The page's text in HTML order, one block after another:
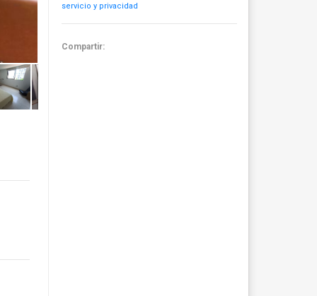
servicio y privacidad
Compartir: